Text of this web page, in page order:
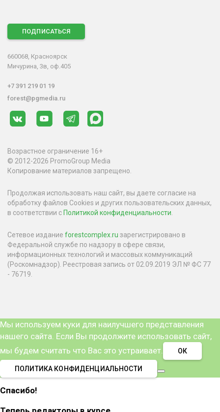
ПОДПИСАТЬСЯ
660068, Красноярск
Мичурина, 3в, оф.405
+7 391 219 01 19
forest@pgmedia.ru
Возрастное ограничение 16+
© 2012-2026 PromoGroup Media
Копирование материалов запрещено.
Продолжая использовать наш сайт, вы даете согласие на
обработку файлов Cookies и других пользовательских данных,
в соответствии сПолитикой конфиденциальности
Сетевое издание forestcomplex.ru зарегистрировано в
Федеральной службе по надзору в сфере связи,
информационных технологий и массовых коммуникаций
(Роскомнадзор). Реестровая запись от 02.09.2019 ЭЛ № ФС 77
- 76719.
Мы используем куки для наилучшего представления
нашего сайта. Если Вы продолжите использовать сайт,
мы будем считать что Вас это устраивает.
ОК
ПОЛИТИКА КОНФИДЕНЦИАЛЬНОСТИ
Спасибо!